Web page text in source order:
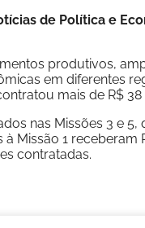
de Política e
produtivos,
em diferentes
mais de R$
nas Missões 3 e
à Missão 1
contratadas.